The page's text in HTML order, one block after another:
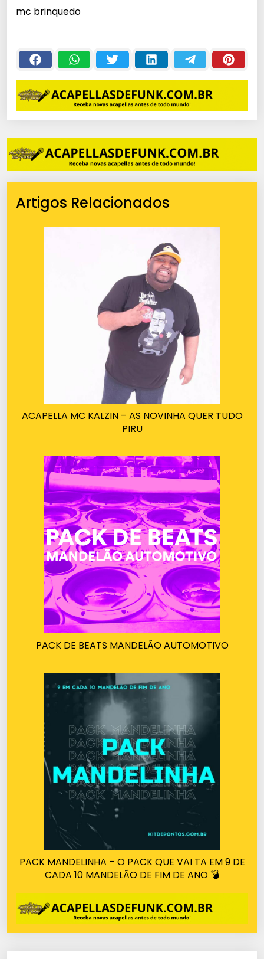
mc brinquedo
Artigos Relacionados
ACAPELLA MC KALZIN – AS NOVINHA QUER TUDO
PIRU
PACK DE BEATS MANDELÃO AUTOMOTIVO
PACK MANDELINHA – O PACK QUE VAI TA EM 9 DE
CADA 10 MANDELÃO DE FIM DE ANO 💣